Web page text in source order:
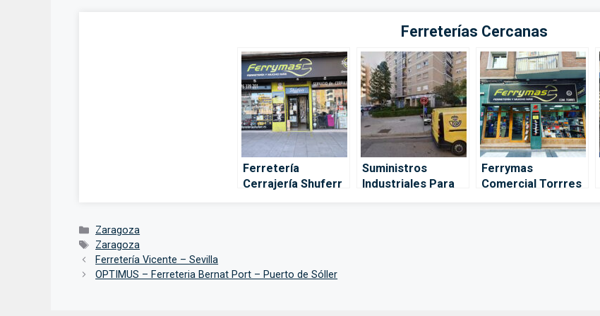
Ferreterías Cercanas
Ferretería
Cerrajería Shuferr
Suministros
Industriales Para
Ferrymas
Comercial Torrres
Categorías
Zaragoza
Etiquetas
Zaragoza
Ferretería Vicente – Sevilla
OPTIMUS – Ferreteria Bernat Port – Puerto de Sóller